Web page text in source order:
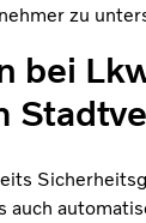
zu
bei
auch